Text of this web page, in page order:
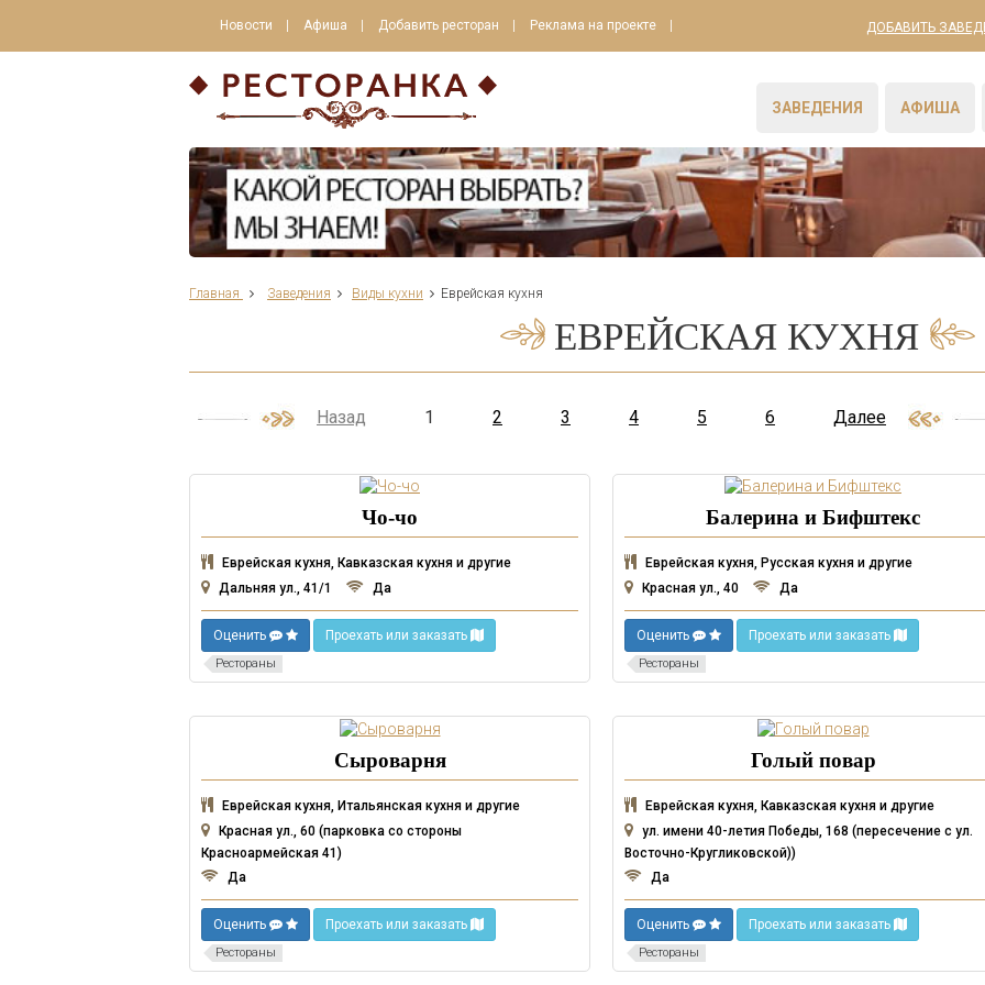
Новости Афиша Добавить ресторан Реклама на проекте ДОБАВИТЬ
ЗАВЕДЕНИЯ АФИША
Главная Заведения Виды кухни Еврейская кухня
ЕВРЕЙСКАЯ КУХНЯ
Назад 1 2 3 4 5 6 Далее
Чо-чо
Еврейская кухня, Кавказская кухня и другие
Дальняя ул., 41/1
Да
Оценить Проехать или заказать
Рестораны
Балерина и Бифштекс
Еврейская кухня, Русская кухня и другие
Красная ул., 40
Да
Оценить Проехать или заказать
Рестораны
Сыроварня
Еврейская кухня, Итальянская кухня и другие
Красная ул., 60 (парковка со стороны
Красноармейская 41)
Да
Оценить Проехать или заказать
Рестораны
Голый повар
Еврейская кухня, Кавказская кухня и другие
ул. имени 40-летия Победы, 168 (пересечение с ул.
Восточно-Кругликовской))
Да
Оценить Проехать или заказать
Рестораны